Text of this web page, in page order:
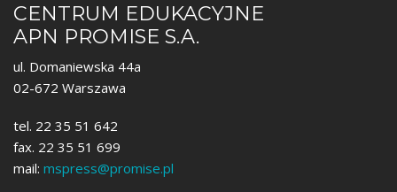
CENTRUM EDUKACYJNE
APN PROMISE S.A.
ul. Domaniewska 44a
02-672 Warszawa
tel. 22 35 51 642
fax. 22 35 51 699
mail: mspress@promise.pl